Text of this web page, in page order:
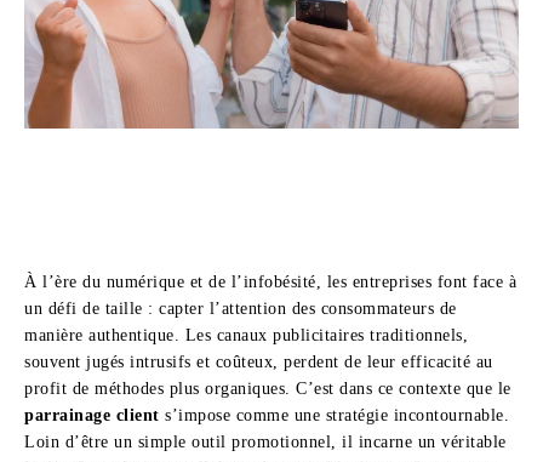
À l’ère du numérique et de l’infobésité, les entreprises font face à
un défi de taille : capter l’attention des consommateurs de
manière authentique. Les canaux publicitaires traditionnels,
souvent jugés intrusifs et coûteux, perdent de leur efficacité au
profit de méthodes plus organiques. C’est dans ce contexte que le
parrainage client s’impose comme une stratégie incontournable.
Loin d’être un simple outil promotionnel, il incarne un véritable